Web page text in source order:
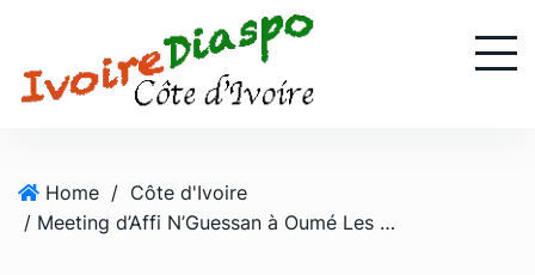
Home / Côte d'Ivoire
/ Meeting d’Affi N’Guessan à Oumé Les vandales du RDR saccagent tout